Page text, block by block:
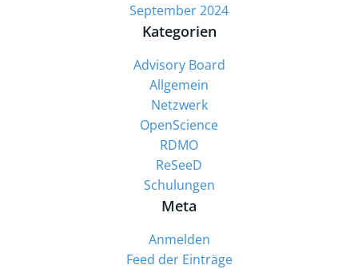
September 2024
Kategorien
Advisory Board
Allgemein
Netzwerk
OpenScience
RDMO
ReSeeD
Schulungen
Meta
Anmelden
Feed der Einträge